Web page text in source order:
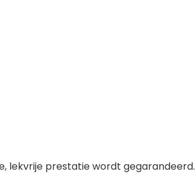
lekvrije prestatie wordt gegarandeerd.